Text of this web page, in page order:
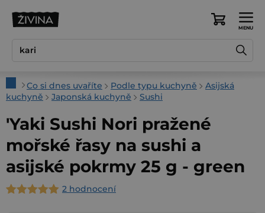
Nákupní
DomůCo si dnes uvaříte Podle typu kuchyně
Asijská
kuchyně
Japonská kuchyně Sushi
'Yaki Sushi Nori pražené
mořské řasy na sushi a
asijské pokrmy 25 g - green
Průměrné
2 hodnocení